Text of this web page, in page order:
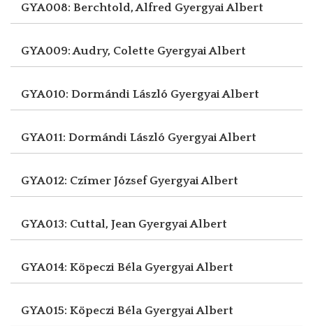
GYA008: Berchtold, Alfred Gyergyai Albert
GYA009: Audry, Colette Gyergyai Albert
GYA010: Dormándi László Gyergyai Albert
GYA011: Dormándi László Gyergyai Albert
GYA012: Czímer József Gyergyai Albert
GYA013: Cuttal, Jean Gyergyai Albert
GYA014: Köpeczi Béla Gyergyai Albert
GYA015: Köpeczi Béla Gyergyai Albert